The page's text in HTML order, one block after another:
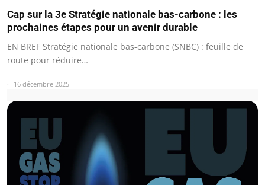
Cap sur la 3e Stratégie nationale bas-carbone : les
prochaines étapes pour un avenir durable
EN BREF Stratégie nationale bas-carbone (SNBC) : feuille de
route pour réduire…
16 décembre 2025